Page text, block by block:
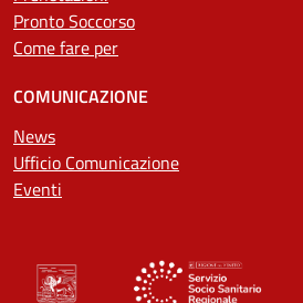
Pronto Soccorso
Come fare per
COMUNICAZIONE
News
Ufficio Comunicazione
Eventi